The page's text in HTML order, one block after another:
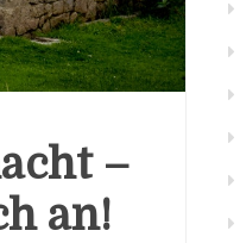
–
an!